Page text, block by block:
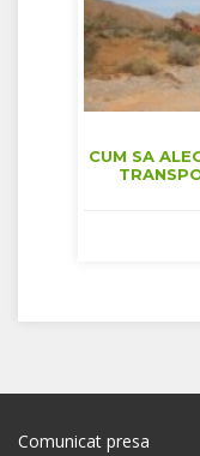
CUM SA
Comunicat presa